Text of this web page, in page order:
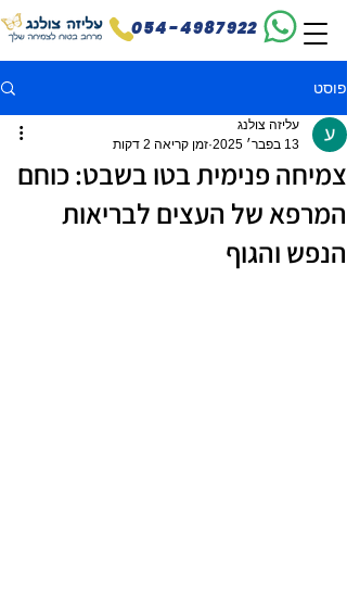
054-4987922
פוסט
צמיחה פנימית בטו בשבט: כוחם
המרפא של העצים לבריאות
הנפש והגוף
עליזה צולנג
13 בפבר׳ 2025
זמן קריאה 2 דקות